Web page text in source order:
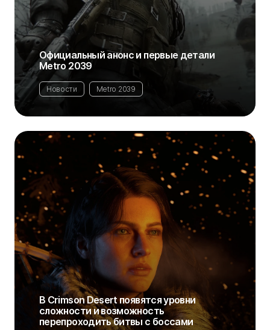
Официальный анонс и первые детали
Metro 2039
Новости Metro 2039
В Crimson Desert появятся уровни
сложности и возможность
перепроходить битвы с боссами